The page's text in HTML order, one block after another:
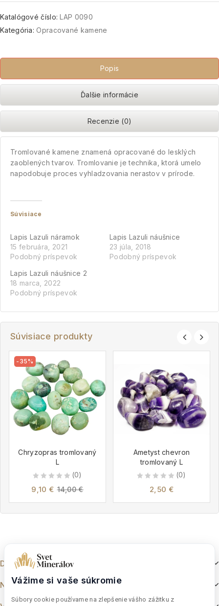
Katalógové číslo:LAP 0090
Kategória:Opracované kamene
Popis
Ďalšie informácie
Recenzie (0)
Tromlované kamene znamená opracované do lesklých
zaoblených tvarov. Tromlovanie je technika, ktorá umelo
napodobuje proces vyhladzovania nerastov v prírode.
Súvisiace
Lapis Lazuli náramok
15 februára, 2021
Podobný príspevok
Lapis Lazuli náušnice
23 júla, 2018
Podobný príspevok
Lapis Lazuli náušnice 2
18 marca, 2022
Podobný príspevok
Súvisiace produkty
-35%
Chryzopras tromlovaný
L
(0)
9,10 € 14,00€
Ametyst chevron
tromlovaný L
(0)
2,50 €
Dokumenty
Nakupovanie
Vážime si vaše súkromie
Súbory cookie používame na zlepšenie vášho zážitku z